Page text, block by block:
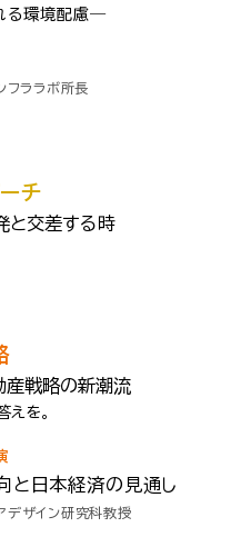
る環境配慮―
フララボ所長
チ
と交差する 時
産戦略の新潮流
えを。
と 日本経済の 見通し
デザイン研究科教授